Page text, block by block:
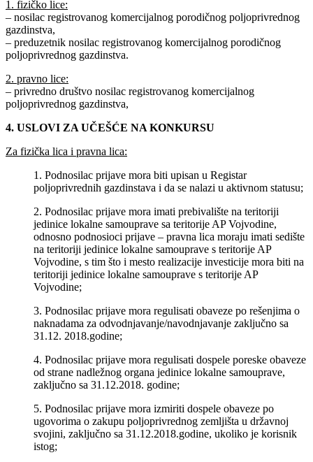
1. fizičko lice:
– nosilac registrovanog komercijalnog porodičnog poljoprivrednog
gazdinstva,
– preduzetnik nosilac registrovanog komercijalnog porodičnog
poljoprivrednog gazdinstva.
2. pravno lice:
– privredno društvo nosilac registrovanog komercijalnog
poljoprivrednog gazdinstva,
4. USLOVI ZA UČEŠĆE NA KONKURSU
Za fizička lica i pravna lica:
1. Podnosilac prijave mora biti upisan u Registar
poljoprivrednih gazdinstava i da se nalazi u aktivnom statusu;
2. Podnosilac prijave mora imati prebivalište na teritoriji
jedinice lokalne samouprave sa teritorije AP Vojvodine,
odnosno podnosioci prijave ‒ pravna lica moraju imati sedište
na teritoriji jedinice lokalne samouprave s teritorije AP
Vojvodine, s tim što i mesto realizacije investicije mora biti na
teritoriji jedinice lokalne samouprave s teritorije AP
Vojvodine;
3. Podnosilac prijave mora regulisati obaveze po rešenjima o
naknadama za odvodnjavanje/navodnjavanje zaključno sa
31.12. 2018.godine;
4. Podnosilac prijave mora regulisati dospele poreske obaveze
od strane nadležnog organa jedinice lokalne samouprave,
zaključno sa 31.12.2018. godine;
5. Podnosilac prijave mora izmiriti dospele obaveze po
ugovorima o zakupu poljoprivrednog zemljišta u državnoj
svojini, zaključno sa 31.12.2018.godine, ukoliko je korisnik
istog;